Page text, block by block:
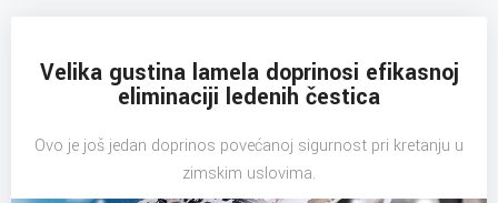
Velika gustina lamela doprinosi efikasnoj
eliminaciji ledenih čestica
Ovo je još jedan doprinos povećanoj sigurnost pri kretanju u
zimskim uslovima.